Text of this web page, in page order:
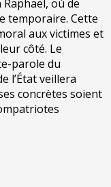
où de
temporaire. Cette
aux victimes et
côté. Le
parole du
l’État veillera
concrètes soient